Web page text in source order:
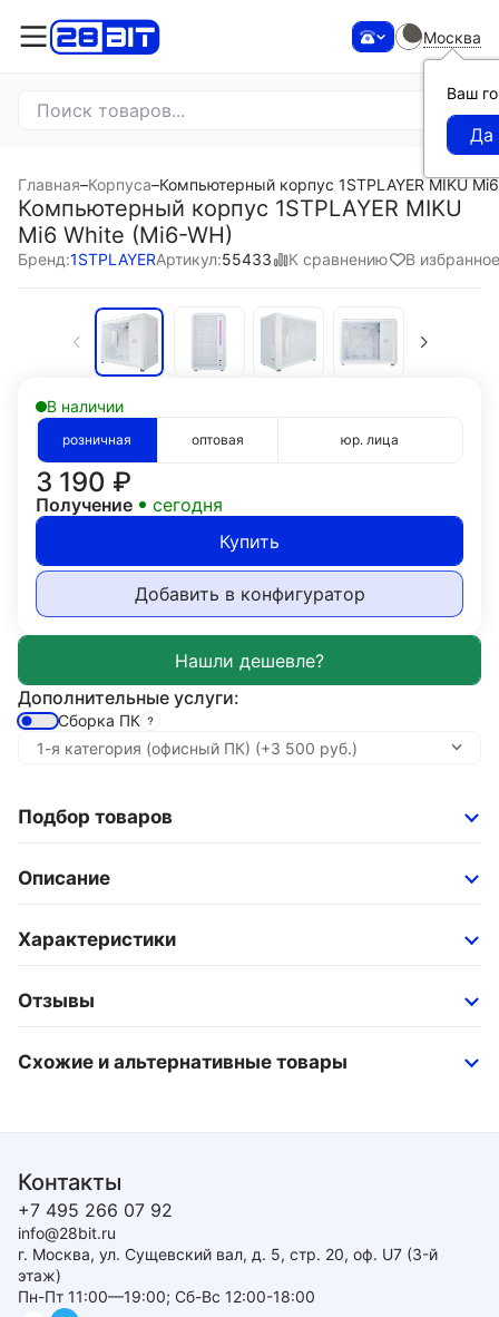
Москва
Ваш
Главная–Корпуса–Компьютерный корпус 1STPLAYER MIKU
Компьютерный корпус 1STPLAYER MIKU
Mi6 White (Mi6-WH)
Бренд:1STPLAYERАртикул:55433 К сравнению В избранное
В наличии
розничная оптовая юр. лица
3 190 ₽
Получение
сегодня
Купить
Добавить в конфигуратор
Дополнительные услуги:
Сборка ПК
Подбор товаров
Описание
Характеристики
Отзывы
Схожие и альтернативные товары
Контакты
+7 495 266 07 92
info@28bit.ru
г. Москва, ул. Сущевский вал, д. 5, стр. 20, оф. U7 (3-й
этаж)
Пн-Пт 11:00—19:00; Сб-Вс 12:00-18:00